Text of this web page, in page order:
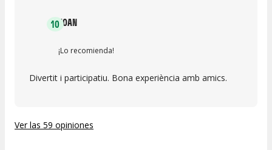
10JOAN
¡Lo recomienda!
Divertit i participatiu. Bona experiència amb amics.
Ver las 59 opiniones